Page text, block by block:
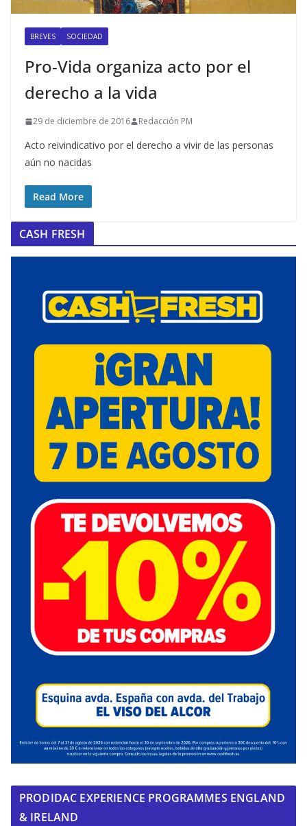
BREVES SOCIEDAD
Pro-Vida organiza acto por el
derecho a la vida
29 de diciembre de 2016 Redacción PM
Acto reivindicativo por el derecho a vivir de las personas
aún no nacidas
Read More
CASH FRESH
PRODIDAC EXPERIENCE PROGRAMMES ENGLAND
& IRELAND